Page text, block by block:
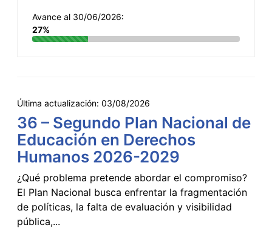
Avance al 30/06/2026:
27%
Última actualización: 03/08/2026
36 – Segundo Plan Nacional de
Educación en Derechos
Humanos 2026-2029
¿Qué problema pretende abordar el compromiso?
El Plan Nacional busca enfrentar la fragmentación
de políticas, la falta de evaluación y visibilidad
pública,...